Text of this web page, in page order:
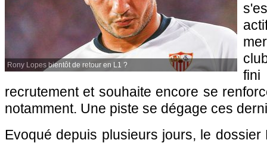
Rony Lopes bientôt de retour en L1 ?
recrutement et souhaite encore se
notamment. Une piste se dégage ces
Evoqué depuis plusieurs jours, le